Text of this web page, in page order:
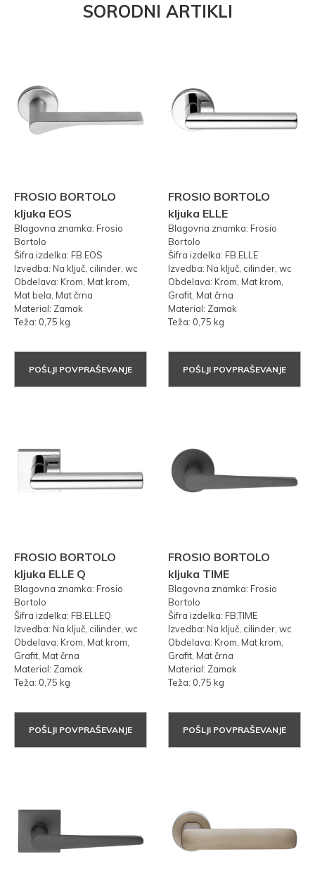
SORODNI ARTIKLI
FROSIO BORTOLO
kljuka EOS
Blagovna znamka: Frosio
Bortolo
Šifra izdelka: FB.EOS
Izvedba: Na ključ, cilinder, wc
Obdelava: Krom, Mat krom,
Mat bela, Mat črna
Material: Zamak
Teža: 0,75 kg
POŠLJI POVPRAŠEVANJE
FROSIO BORTOLO
kljuka ELLE
Blagovna znamka: Frosio
Bortolo
Šifra izdelka: FB.ELLE
Izvedba: Na ključ, cilinder, wc
Obdelava: Krom, Mat krom,
Grafit, Mat črna
Material: Zamak
Teža: 0,75 kg
POŠLJI POVPRAŠEVANJE
FROSIO BORTOLO
kljuka ELLE Q
Blagovna znamka: Frosio
Bortolo
Šifra izdelka: FB.ELLEQ
Izvedba: Na ključ, cilinder, wc
Obdelava: Krom, Mat krom,
Grafit, Mat črna
Material: Zamak
Teža: 0,75 kg
POŠLJI POVPRAŠEVANJE
FROSIO BORTOLO
kljuka TIME
Blagovna znamka: Frosio
Bortolo
Šifra izdelka: FB.TIME
Izvedba: Na ključ, cilinder, wc
Obdelava: Krom, Mat krom,
Grafit, Mat črna
Material: Zamak
Teža: 0,75 kg
POŠLJI POVPRAŠEVANJE